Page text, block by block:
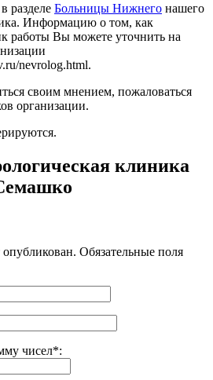
разделе Больницы Нижнего нашего
Информацию о том, как
работы Вы можете уточнить на
nevrolog.html.
своим мнением, пожаловаться
организации.
клиника
Обязательные поля
чисел*: